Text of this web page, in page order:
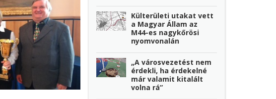
Külterületi utakat vett
a Magyar Állam az
M44-es nagykőrösi
nyomvonalán
„A városvezetést nem
érdekli, ha érdekelné
már valamit kitalált
volna rá”